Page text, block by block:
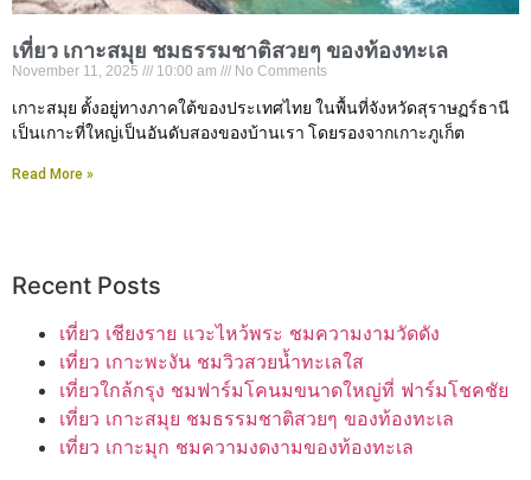
เที่ยว เกาะสมุย ชมธรรมชาติสวยๆ ของท้องทะเล
November 11, 2025 10:00 am No Comments
เกาะสมุย ตั้งอยู่ทางภาคใต้ของประเทศไทย ในพื้นที่จังหวัดสุราษฏร์ธานี
เป็นเกาะที่ใหญ่เป็นอันดับสองของบ้านเรา โดยรองจากเกาะภูเก็ต
Read More »
Recent Posts
เที่ยว เชียงราย แวะไหว้พระ ชมความงามวัดดัง
เที่ยว เกาะพะงัน ชมวิวสวยน้ำทะเลใส
เที่ยวใกล้กรุง ชมฟาร์มโคนมขนาดใหญ่ที่ ฟาร์มโชคชัย
เที่ยว เกาะสมุย ชมธรรมชาติสวยๆ ของท้องทะเล
เที่ยว เกาะมุก ชมความงดงามของท้องทะเล